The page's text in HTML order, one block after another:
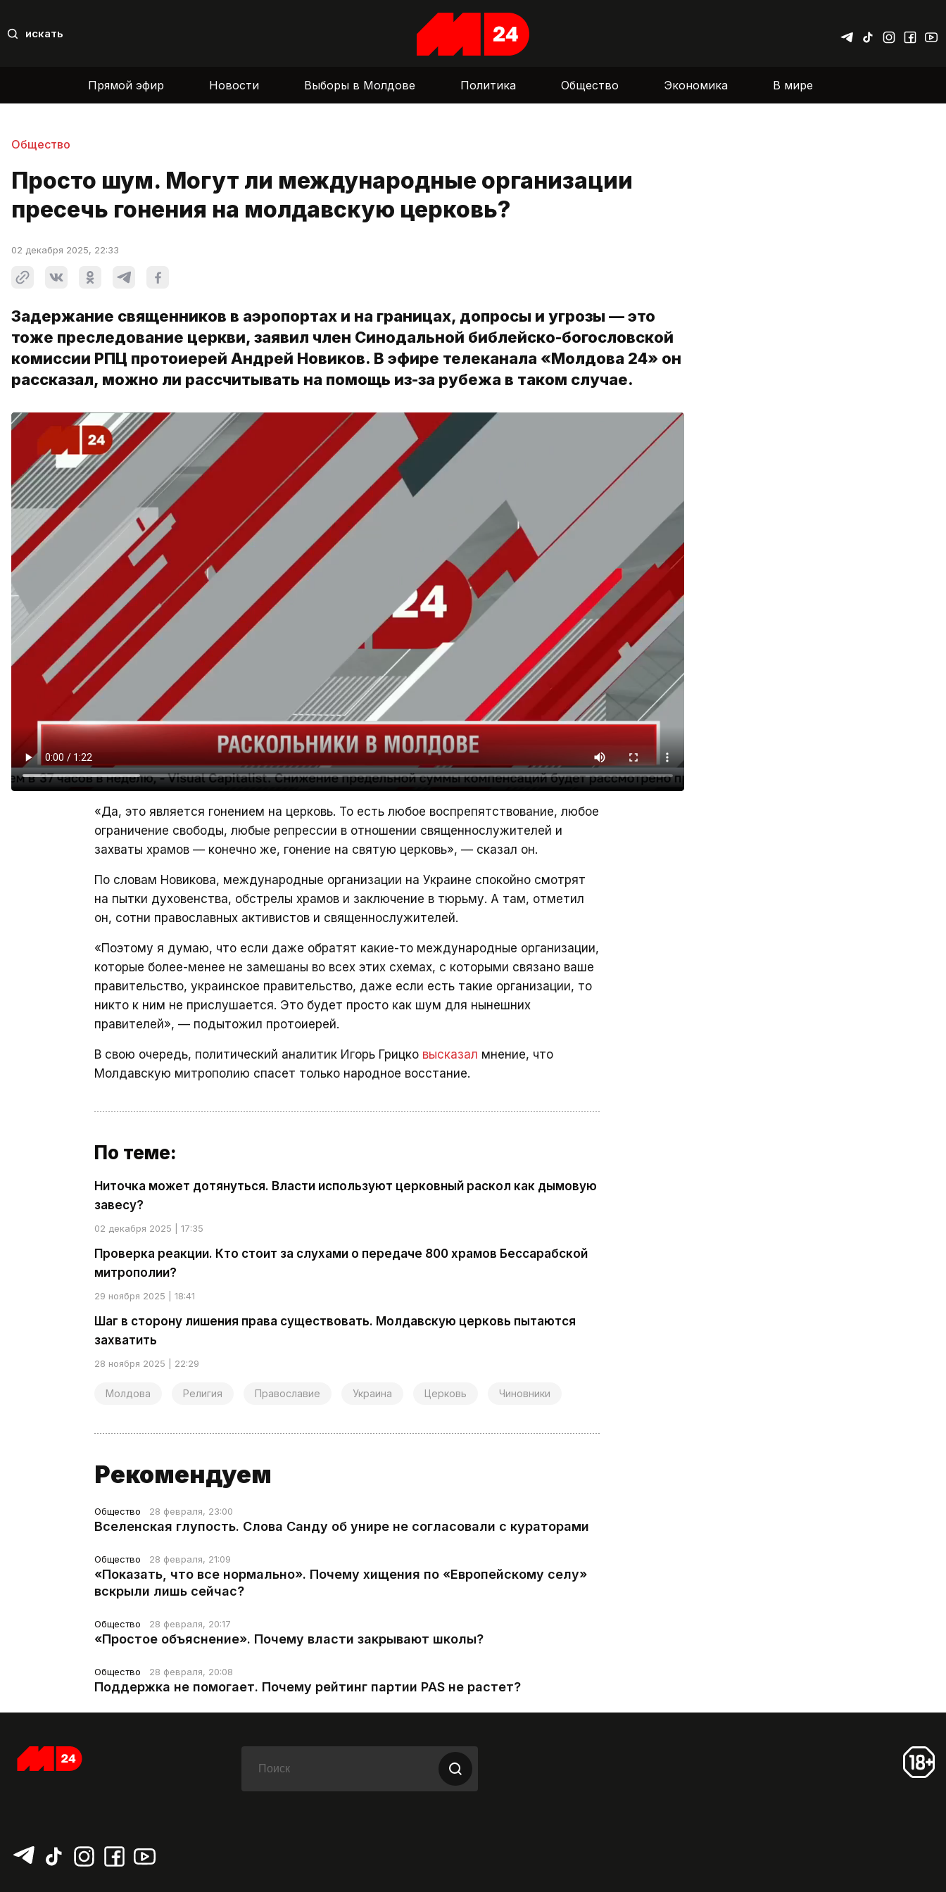
искать
Прямой эфир Новости Выборы в Молдове Политика Общество Экономика В мире
Общество
Просто шум. Могут ли международные организации
пресечь гонения на молдавскую церковь?
02 декабря 2025, 22:33
Задержание священников в аэропортах и на границах, допросы и угрозы — это
тоже преследование церкви, заявил член Синодальной библейско-богословской
комиссии РПЦ протоиерей Андрей Новиков. В эфире телеканала «Молдова 24» он
рассказал, можно ли рассчитывать на помощь из-за рубежа в таком случае.
«Да, это является гонением на церковь. То есть любое воспрепятствование, любое
ограничение свободы, любые репрессии в отношении священнослужителей и
захваты храмов — конечно же, гонение на святую церковь», — сказал он.
По словам Новикова, международные организации на Украине спокойно смотрят
на пытки духовенства, обстрелы храмов и заключение в тюрьму. А там, отметил
он, сотни православных активистов и священнослужителей.
«Поэтому я думаю, что если даже обратят какие-то международные организации,
которые более-менее не замешаны во всех этих схемах, с которыми связано ваше
правительство, украинское правительство, даже если есть такие организации, то
никто к ним не прислушается. Это будет просто как шум для нынешних
правителей», — подытожил протоиерей.
В свою очередь, политический аналитик Игорь Грицко высказал мнение, что
Молдавскую митрополию спасет только народное восстание.
По теме:
Ниточка может дотянуться. Власти используют церковный раскол как дымовую
завесу?
02 декабря 2025 | 17:35
Проверка реакции. Кто стоит за слухами о передаче 800 храмов Бессарабской
митрополии?
29 ноября 2025 | 18:41
Шаг в сторону лишения права существовать. Молдавскую церковь пытаются
захватить
28 ноября 2025 | 22:29
Молдова Религия Православие Украина Церковь Чиновники
Рекомендуем
Общество 28 февраля, 23:00
Вселенская глупость. Слова Санду об унире не согласовали с кураторами
Общество 28 февраля, 21:09
«Показать, что все нормально». Почему хищения по «Европейскому селу»
вскрыли лишь сейчас?
Общество 28 февраля, 20:17
«Простое объяснение». Почему власти закрывают школы?
Общество 28 февраля, 20:08
Поддержка не помогает. Почему рейтинг партии PAS не растет?